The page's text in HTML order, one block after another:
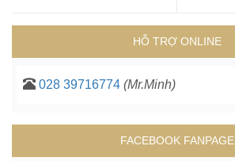
HỖ TRỢ ONLINE
028 39716774 (Mr.Minh)
FACEBOOK FANPAGE